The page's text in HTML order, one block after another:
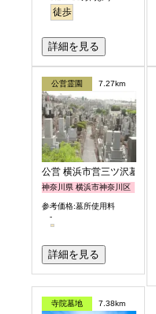
徒歩
詳細を見る
公営霊園 7.27km
公営 横浜市営三ツ沢墓地
神奈川県 横浜市神奈川区
参考価格:墓所使用料
-
詳細を見る
寺院墓地 7.38km